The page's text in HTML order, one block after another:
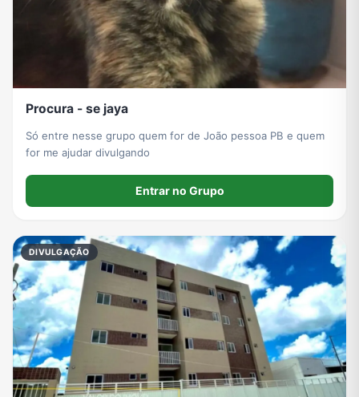
Procura - se jaya
Só entre nesse grupo quem for de João pessoa PB e quem
for me ajudar divulgando
Entrar no Grupo
DIVULGAÇÃO